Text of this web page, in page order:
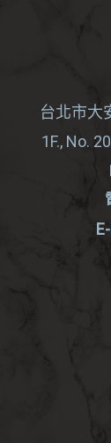
台北市大
1F., No.